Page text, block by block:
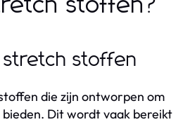
stoffen?
stretch stoffen
die zijn ontworpen om
Dit wordt vaak bereikt